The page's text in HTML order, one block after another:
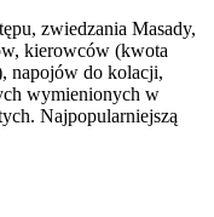
zwiedzania Masady,
kierowców (kwota
napojów do kolacji,
wymienionych w
Najpopularniejszą